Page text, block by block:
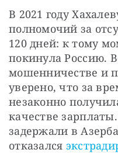
В 2021 году
полномочий за
120 дней: к тому
покинула Россию.
мошенничестве и
уверено, что за
незаконно
качестве
задержали в
отказался